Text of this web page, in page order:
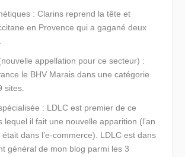
:Clarins reprend la tête et
en Provence qui a gagané deux
appellation pour ce secteur) :
le BHV Marais dans une catégorie
sites.
: LDLC est premier de ce
lequel il fait une nouvelle apparition (l’an
dans l’e-commerce). LDLC est dans
général de mon blog parmi les 3